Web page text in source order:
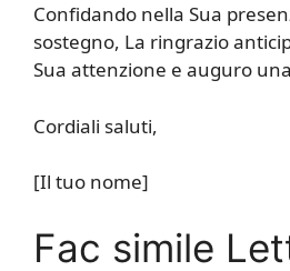
Confidando nella Sua
sostegno, La ringrazio
Sua attenzione e auguro
Cordiali saluti,
[Il tuo nome]
Fac simile